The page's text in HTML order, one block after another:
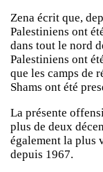
Zena écrit que,
Palestiniens ont
dans tout le nord
Palestiniens ont
que les camps de
Shams ont été
La présente
plus de deux
également la plus
depuis 1967.